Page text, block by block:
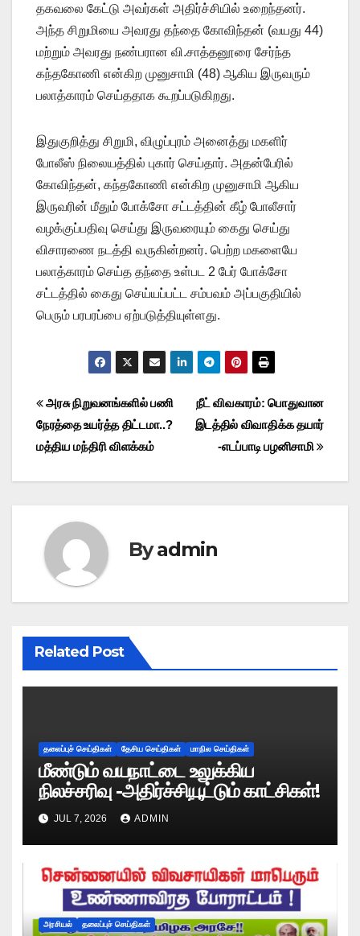
தகவலை கேட்டு அவர்கள் அதிர்ச்சியில் உறைந்தனர்.
அந்த சிறுமியை அவரது தந்தை கோவிந்தன் (வயது 44)
மற்றும் அவரது நண்பரான வி.சாத்தனூரை சேர்ந்த
கந்தகோணி என்கிற முனுசாமி (48) ஆகிய இருவரும்
பலாத்காரம் செய்ததாக கூறப்படுகிறது.
இதுகுறித்து சிறுமி, விழுப்புரம் அனைத்து மகளிர்
போலீஸ் நிலையத்தில் புகார் செய்தார். அதன்பேரில்
கோவிந்தன், கந்தகோணி என்கிற முனுசாமி ஆகிய
இருவரின் மீதும் போக்சோ சட்டத்தின் கீழ் போலீசார்
வழக்குப்பதிவு செய்து இருவரையும் கைது செய்து
விசாரணை நடத்தி வருகின்றனர். பெற்ற மகளையே
பலாத்காரம் செய்த தந்தை உள்பட 2 பேர் போக்சோ
சட்டத்தில் கைது செய்யப்பட்ட சம்பவம் அப்பகுதியில்
பெரும் பரபரப்பை ஏற்படுத்தியுள்ளது.
Post
navigation
நீட் விவகாரம்: பொதுவான
இடத்தில் விவாதிக்க தயார்
-எடப்பாடி பழனிசாமி
அரசு நிறுவனங்களில் பணி
நேரத்தை உயர்த்த திட்டமா..?
மத்திய மந்திரி விளக்கம்
Byadmin
Related Post
தலைப்புச் செய்திகள் தேசிய செய்திகள் மாநில செய்திகள்
மீண்டும் வயநாட்டை உலுக்கிய
நிலச்சரிவு -அதிர்ச்சியூட்டும் காட்சிகள்!
JUL 7, 2026 ADMIN
அரசியல் தலைப்புச் செய்திகள்